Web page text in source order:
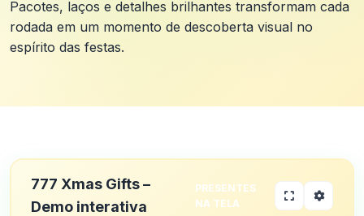
Pacotes, laços e detalhes brilhantes transformam cada
rodada em um momento de descoberta visual no
espírito das festas.
777 Xmas Gifts –
Demo interativa
PRESENTES
NA TELA